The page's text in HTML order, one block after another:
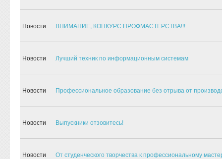
Новости ВНИМАНИЕ, КОНКУРС ПРОФМАСТЕРСТВА!!!
Новости Лучший техник по информационным системам
Новости Профессиональное образование без отрыва от
Новости Выпускники отзовитесь!
Новости От студенческого творчества к профессиональному